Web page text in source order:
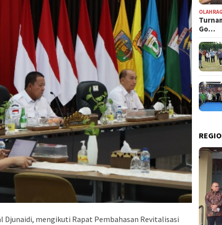
Djunaidi, mengikuti Rapat Pembahasan Revitalisasi
Go…